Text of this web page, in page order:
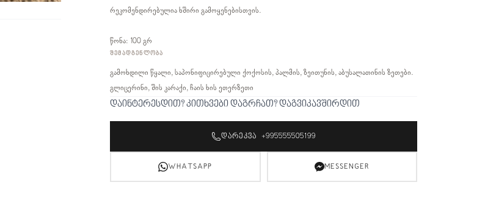
რეკომენდირებულია ხშირი გამოყენებისთვის.
წონა: 100 გრ
ᲨᲔᲛᲐᲓᲒᲔᲜᲚᲝᲑᲐ
გამოხდილი წყალი, საპონიფიცირებული ქოქოსის, პალმის, ზეითუნის, აბუსალათინის ზეთები.
გლიცერინი, შის კარაქი, ჩაის ხის ეთერზეთი
დაინტერესდით? კითხვები დაგრჩათ? დაგვიკავშირდით
ᲓᲐᲠᲔᲙᲕᲐ +995555505199
WHATSAPP MESSENGER